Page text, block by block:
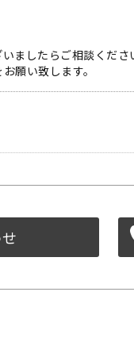
ましたらご相談くださ
お願い致します。